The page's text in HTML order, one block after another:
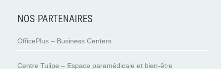
NOS PARTENAIRES
OfficePlus – Business Centers
Centre Tulipe – Espace paramédicale et bien-être